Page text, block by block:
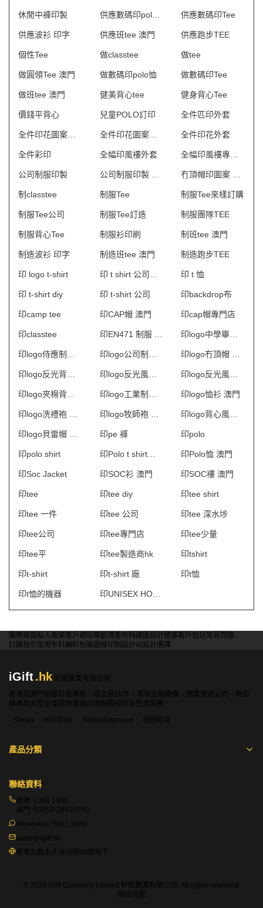
休閒中褲印製 供應數碼印polo shirt 供應數碼印Tee
供應波衫 印字 供應班tee 澳門 供應跑步TEE
個性Tee 做classtee 做tee
做圓領Tee 澳門 做數碼印polo恤 做數碼印Tee
做班tee 澳門 健美背心tee 健身背心Tee
價錢平背心 兒童POLO訂印 全件匹印外套
全件印花圖案風褸批發 全件印花外套
全件彩印 全幅印風褸外套
公司制服印製
制classtee 制服Tee 制服Tee來樣訂購
制服Tee公司 制服Tee訂造 制服團隊TEE
制服背心Tee 制服衫印刷 制班tee 澳門
制造波衫 印字 制造班tee 澳門 制造跑步TEE
印 logo t-shirt 印 t 恤
印 t-shirt diy 印 t-shirt 公司 印backdrop布
印camp tee 印CAP帽 澳門 印cap帽專門店
印classtee
印logo恤衫 澳門
印pe 褲 印polo
印polo shirt 印Polo t shirt中文 印Polo恤 澳門
印Soc Jacket 印SOC衫 澳門 印SOC褸 澳門
印tee 印tee diy 印tee shirt
印tee 一件 印tee 公司 印tee 深水埗
印tee公司 印tee專門店 印tee少量
印tee平 印tee製造商hk 印tshirt
印t-shirt 印t-shirt 廠 印t恤
印t恤的機器 印UNISEX HOODIE
服務條款私人政策客戶 網站導航博客布料總匯設計選擇客戶包括常見問題
訂購指引 常用布料輔料包裝 圖樣印制 設計站設計選擇
iGift.hk
軒龍實業有限公司
香港及澳門制服訂造專家，成立逾18年，專為金融機構、物業管理公司、政府
機構及大型企業提供度身訂造制服設計及生產服務。
Sedex
ISO 9001 FAMA Approved 政府認可
產品分類
聯絡資料
香港: 2360 1900
澳門: 00853-28410350
WhatsApp: 5661 1880
sales@igift.hk
香港九龍太子汝州街50號地下
© 2026 iGift Company Limited 軒龍實業有限公司. All rights reserved.
網站地圖